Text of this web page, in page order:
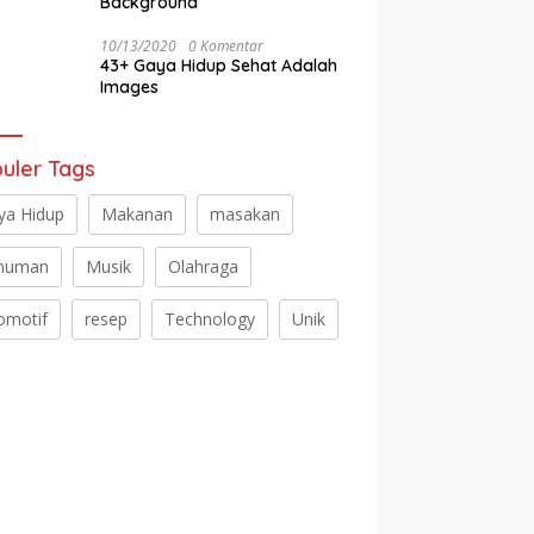
10/13/2020 0 Komentar
43+ Gaya Hidup Sehat Adalah
Images
Tags
Hidup Makanan masakan
Musik Olahraga
resep Technology Unik